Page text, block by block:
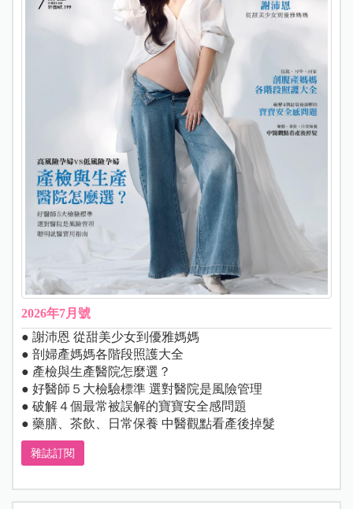
2026年7月號
● 謝沛恩 從甜美少女到優雅媽媽
● 剖婦產媽媽各階段照護大全
● 產檢與生產醫院怎麼選？
● 好醫師５大檢驗標準 選對醫院是風險管理
● 破解４個最常被誤解的寶寶安全感問題
● 藥膳、茶飲、日常保養 中醫觀點看產後掉髮
雜誌訂閱